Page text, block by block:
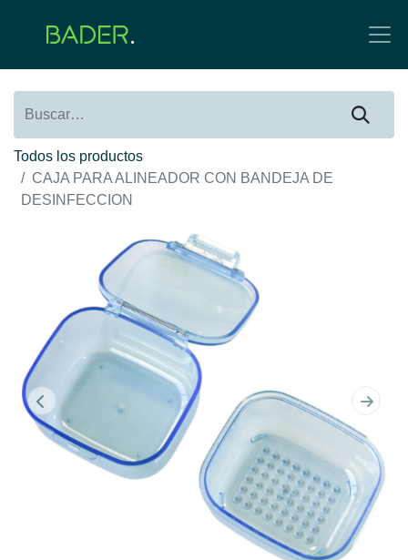
Todos los productos
CAJA PARA ALINEADOR CON BANDEJA DE
DESINFECCION